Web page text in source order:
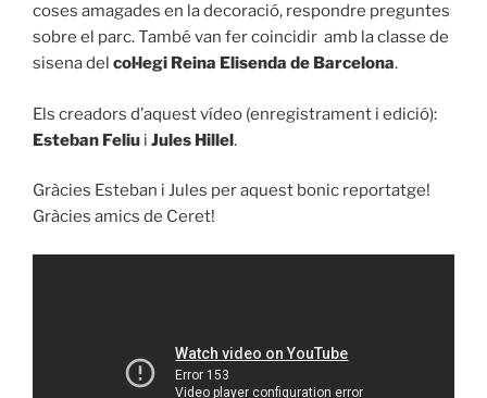
coses amagades en la decoració, respondre preguntes
sobre el parc. També van fer coincidir amb la classe de
sisena del col·legi Reina Elisenda de Barcelona.
Els creadors d’aquest vídeo (enregistrament i edició):
Esteban Feliu i Jules Hillel.
Gràcies Esteban i Jules per aquest bonic reportatge!
Gràcies amics de Ceret!